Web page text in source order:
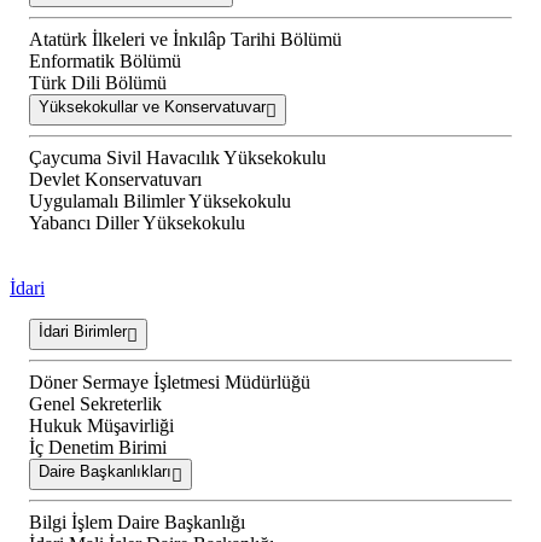
Atatürk İlkeleri ve İnkılâp Tarihi Bölümü
Enformatik Bölümü
Türk Dili Bölümü
Yüksekokullar ve Konservatuvar
Çaycuma Sivil Havacılık Yüksekokulu
Devlet Konservatuvarı
Uygulamalı Bilimler Yüksekokulu
Yabancı Diller Yüksekokulu
İdari
İdari Birimler
Döner Sermaye İşletmesi Müdürlüğü
Genel Sekreterlik
Hukuk Müşavirliği
İç Denetim Birimi
Daire Başkanlıkları
Bilgi İşlem Daire Başkanlığı